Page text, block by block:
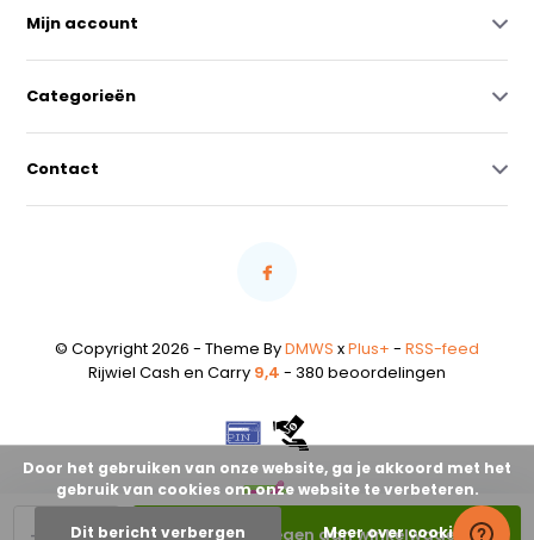
Toevoegen aan winkelwagen
Mijn account
Categorieën
Contact
© Copyright 2026 - Theme ByDMWS xPlus+ - RSS-feed
Rijwiel Cash en Carry 9,4 - 380 beoordelingen
Door het gebruiken van onze website, ga je akkoord met het
gebruik van cookies om onze website te verbeteren.
Dit bericht verbergen Meer over cookies »